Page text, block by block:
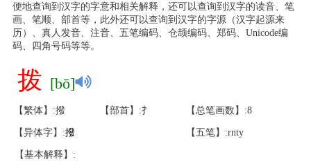
便地查询到汉字的字意和相关解释，还可以查询到汉字的读音、笔
画、笔顺、部首等，此外还可以查询到汉字的字源（汉字起源来
历）、真人发音、注音、五笔编码、仓颉编码、郑码、Unicode编
码、四角号码等等。
拨 [bō]
【繁体】:撥 【部首】:扌 【总笔画数】:8
【异体字】:撥 【五笔】:rnty
【基本解释】: